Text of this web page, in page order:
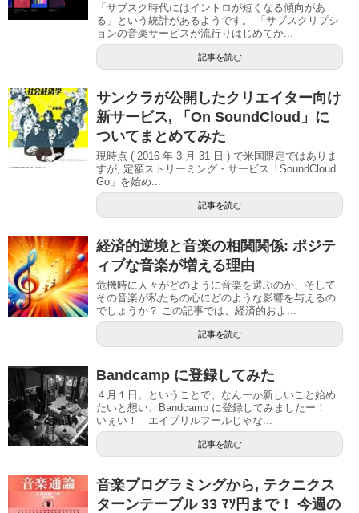
「サブスク時代にはイントロが短くなる傾向があ
る」という統計があるようです。 「サブスクリプシ
ョンの音楽サービスが流行りはじめてか...
記事を読む
サンクラが公開したクリエイター向け
新サービス, 「On SoundCloud」に
ついてまとめてみた
現時点 ( 2016 年 3 月 31 日 ) で米国限定ではありま
すが, 定額ストリーミング・サービス「SoundCloud
Go」を始め...
記事を読む
経済的逆境と音楽の相関関係: ポジテ
ィブな音楽が増える理由
危機時に人々がどのように音楽を選ぶのか、そして
その音楽が私たちの心にどのような影響を与えるの
でしょうか？ この記事では、経済的およ...
記事を読む
Bandcamp に登録してみた
４月１日。ということで、なんーか新しいこと始め
たいと想い、Bandcamp に登録してみましたー！
いぇい！ エイプリルフールじゃな...
記事を読む
音楽プログラミングから, テクニクス
ターンテーブル 33 ﾏｿ円まで！ 今週の